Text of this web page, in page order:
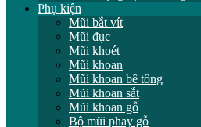
Phụ kiện
Mũi bắt vít
Mũi đục
Mũi khoét
Mũi khoan
Mũi khoan bê tông
Mũi khoan sắt
Mũi khoan gỗ
Bộ mũi phay gỗ